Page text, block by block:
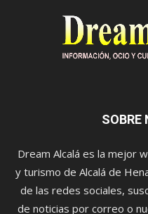
SOBRE
Dream Alcalá es la mejor
y turismo de Alcalá de
de las redes sociales,
de noticias por correo o